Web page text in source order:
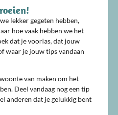
lekker gegeten hebben,
hoe vaak hebben we het
dat je voorlas, dat jouw
waar je jouw tips vandaan
van maken om het
Deel vandaag nog een tip
anderen dat je gelukkig bent